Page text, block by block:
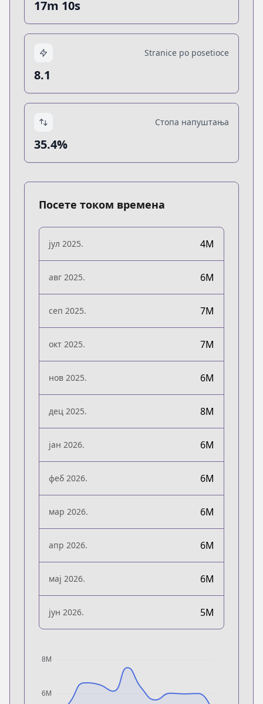
17m 10s
Stranice po posetioce
8.1
Стопа напуштања
35.4%
Посете током времена
јул 2025. 4M
авг 2025. 6M
сеп 2025. 7M
окт 2025. 7M
нов 2025. 6M
дец 2025. 8M
јан 2026. 6M
феб 2026. 6M
мар 2026. 6M
апр 2026. 6M
мај 2026. 6M
јун 2026. 5M